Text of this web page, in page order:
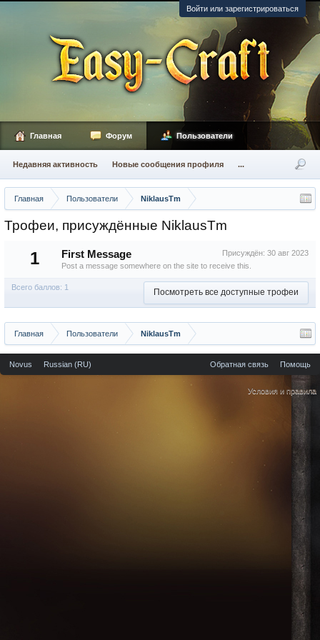
Войти или зарегистрироваться
Главная Пользователи NiklausTm
Трофеи, присуждённые NiklausTm
1 Присуждён: 30 авг 2023
First Message
Post a message somewhere on the site to receive this.
Всего баллов: 1 Посмотреть все доступные трофеи
Главная Пользователи NiklausTm
Главная Форум Пользователи
Недавняя активность Новые сообщения профиля ...
Novus Russian (RU) Обратная связь Помощь
Условия и правила